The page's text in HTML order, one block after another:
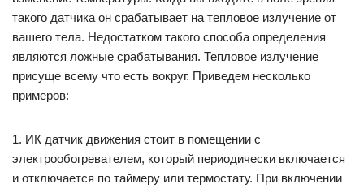
такого датчика он срабатывает на тепловое излучение от
вашего тела. Недостатком такого способа определения
являются ложные срабатывания. Тепловое излучение
присуще всему что есть вокруг. Приведем несколько
примеров:
1. ИК датчик движения стоит в помещении с
электрообогревателем, который периодически включается
и отключается по таймеру или термостату. При включении